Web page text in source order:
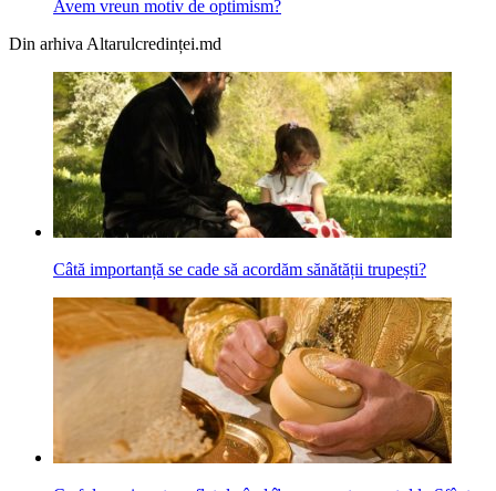
Avem vreun motiv de optimism?
Din arhiva Altarulcredinței.md
Câtă importanță se cade să acordăm sănătății trupești?